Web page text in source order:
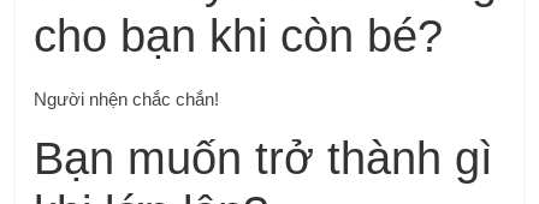
cho bạn khi còn bé?
Người nhện chắc chắn!
Bạn muốn trở thành gì